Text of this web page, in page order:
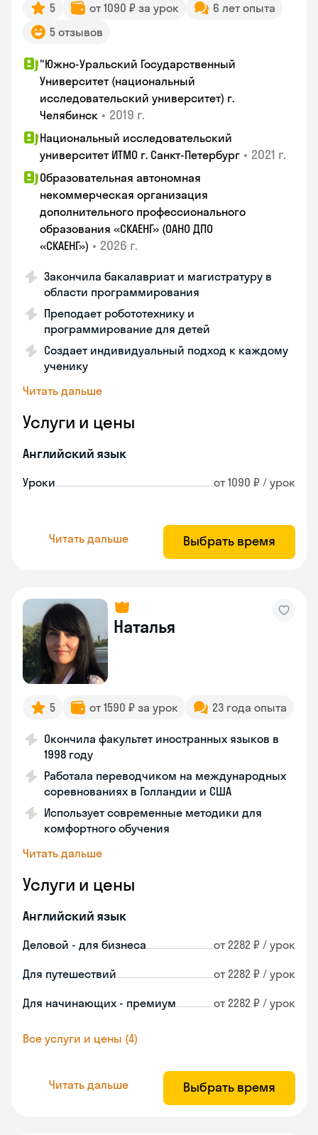
5 от 1090 ₽ за урок
6 лет опыта
5 отзывов
"Южно-Уральский Государственный
Университет (национальный
исследовательский университет) г.
Челябинск • 2019 г.
Национальный исследовательский
университет ИТМО г. Санкт-Петербург • 2021 г.
Образовательная автономная
некоммерческая организация
дополнительного профессионального
образования «СКАЕНГ» (ОАНО ДПО
«СКАЕНГ») • 2026 г.
Закончила бакалавриат и магистратуру в
области программирования
Преподает робототехнику и
программирование для детей
Создает индивидуальный подход к каждому
ученику
Читать дальше
Услуги и цены
Английский язык
Уроки от 1090 ₽ / урок
Читать дальше Выбрать время
Наталья
5 от 1590 ₽ за урок 23 года опыта
Окончила факультет иностранных языков в
1998 году
Работала переводчиком на международных
соревнованиях в Голландии и США
Использует современные методики для
комфортного обучения
Читать дальше
Услуги и цены
Английский язык
Деловой - для бизнеса от 2282 ₽ / урок
Для путешествий от 2282 ₽ / урок
Для начинающих - премиум от 2282 ₽ / урок
Все услуги и цены (4)
Читать дальше Выбрать время